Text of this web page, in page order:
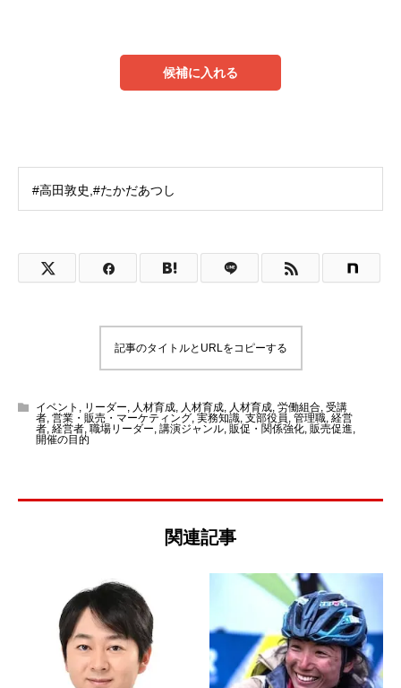
候補に入れる
#高田敦史,#たかだあつし
記事のタイトルとURLをコピーする
イベント リーダー 人材育成 人材育成 人材育成 労働組合 受講
者 営業・販売・マーケティング 実務知識 支部役員 管理職 経営
者 経営者 職場リーダー 講演ジャンル 販促・関係強化 販売促進
開催の目的
関連記事